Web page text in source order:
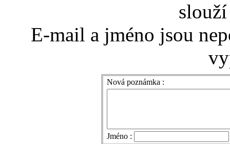
E-mail a jméno jsou
Nová poznámka :
Jméno :